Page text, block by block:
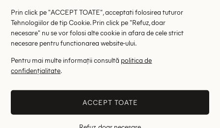
RRP: 199.00 lei
L
Altii au fost interesati de
Prin click pe "ACCEPT TOATE", acceptati folosirea tuturor
Tehnologiilor de tip Cookie. Prin click pe "Refuz, doar
necesare" nu se vor folosi alte cookie in afara de cele strict
necesare pentru functionarea website-ului.
Pentru mai multe informații consultă politica de
confidențialitate.
ACCEPT TOATE